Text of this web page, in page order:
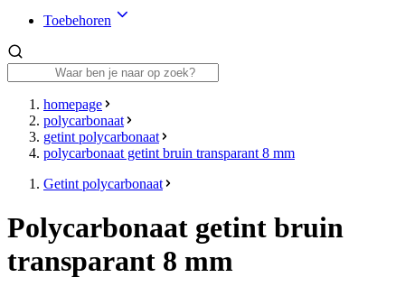
Toebehoren
homepage
polycarbonaat
getint polycarbonaat
polycarbonaat getint bruin transparant 8 mm
Getint polycarbonaat
Polycarbonaat getint bruin
transparant 8 mm